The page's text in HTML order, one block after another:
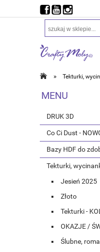
» Tekturki,
MENU
DRUK 3D
Co Ci Dust -
Bazy HDF do
Tekturki,
Jesień 2025
Złoto
Tekturki -
OKAZJE /
Ślubne,